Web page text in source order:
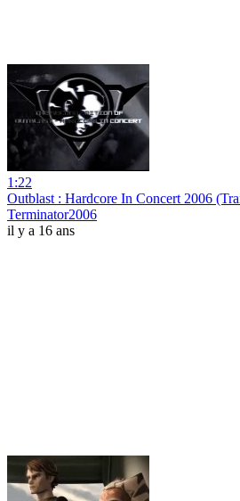
1:22
Outblast : Hardcore In Concert 2006
Terminator2006
il y a 16 ans